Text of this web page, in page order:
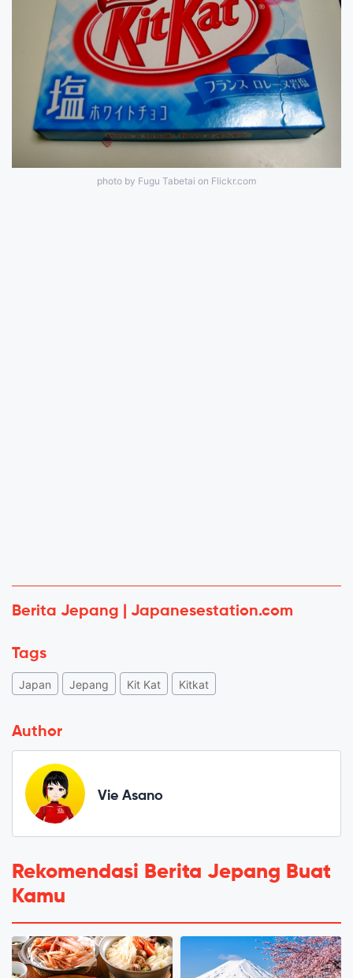
photo by Fugu Tabetai on Flickr.com
Berita Jepang | Japanesestation.com
Tags
Japan Jepang Kit Kat Kitkat
Author
Vie Asano
Rekomendasi Berita Jepang Buat
Kamu